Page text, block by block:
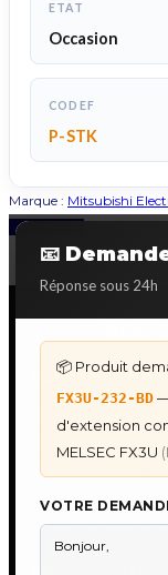
ETAT
Occasion
CODEF
P-STK
Marque : Mitsubishi
📧
Réponse sous 24h
📦 Produit
FX3U-232-BD
d'extension
MELSEC FX3U
VOTRE
Back to Top
DÉPANNAGE
Dépannage ABB